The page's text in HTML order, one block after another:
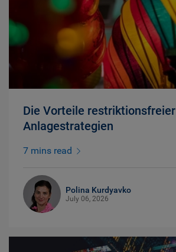
Die Vorteile restriktionsfreier
Anlagestrategien
7 mins read
Polina Kurdyavko
July 06, 2026